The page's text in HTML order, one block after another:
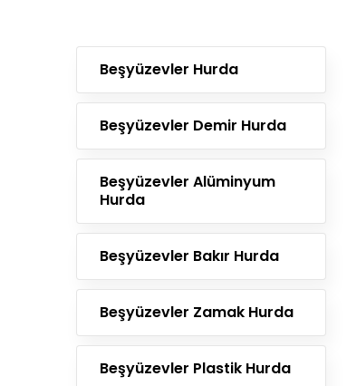
Beşyüzevler Hurda
Beşyüzevler Demir Hurda
Beşyüzevler Alüminyum
Hurda
Beşyüzevler Bakır Hurda
Beşyüzevler Zamak Hurda
Beşyüzevler Plastik Hurda